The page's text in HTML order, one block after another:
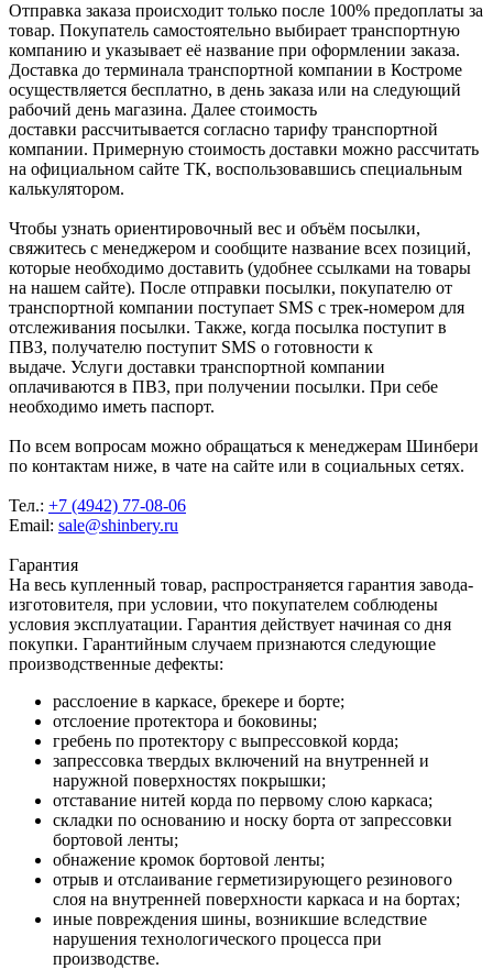
Отправка заказа происходит только после 100% предоплаты за
товар. Покупатель самостоятельно выбирает транспортную
компанию и указывает её название при оформлении заказа.
Доставка до терминала транспортной компании в Костроме
осуществляется бесплатно, в день заказа или на следующий
рабочий день магазина. Далее стоимость
доставки рассчитывается согласно тарифу транспортной
компании. Примерную стоимость доставки можно рассчитать
на официальном сайте ТК, воспользовавшись специальным
калькулятором.
Чтобы узнать ориентировочный вес и объём посылки,
свяжитесь с менеджером и сообщите название всех позиций,
которые необходимо доставить (удобнее ссылками на товары
на нашем сайте). После отправки посылки, покупателю от
транспортной компании поступает SMS с трек-номером для
отслеживания посылки. Также, когда посылка поступит в
ПВЗ, получателю поступит SMS о готовности к
выдаче. Услуги доставки транспортной компании
оплачиваются в ПВЗ, при получении посылки. При себе
необходимо иметь паспорт.
По всем вопросам можно обращаться к менеджерам Шинбери
по контактам ниже, в чате на сайте или в социальных сетях.
Тел.: +7 (4942) 77-08-06
Email: sale@shinbery.ru
Гарантия
На весь купленный товар, распространяется гарантия завода-
изготовителя, при условии, что покупателем соблюдены
условия эксплуатации. Гарантия действует начиная со дня
покупки. Гарантийным случаем признаются следующие
производственные дефекты:
расслоение в каркасе, брекере и борте;
отслоение протектора и боковины;
гребень по протектору с выпрессовкой корда;
запрессовка твердых включений на внутренней и
наружной поверхностях покрышки;
отставание нитей корда по первому слою каркаса;
складки по основанию и носку борта от запрессовки
бортовой ленты;
обнажение кромок бортовой ленты;
отрыв и отслаивание герметизирующего резинового
слоя на внутренней поверхности каркаса и на бортах;
иные повреждения шины, возникшие вследствие
нарушения технологического процесса при
производстве.